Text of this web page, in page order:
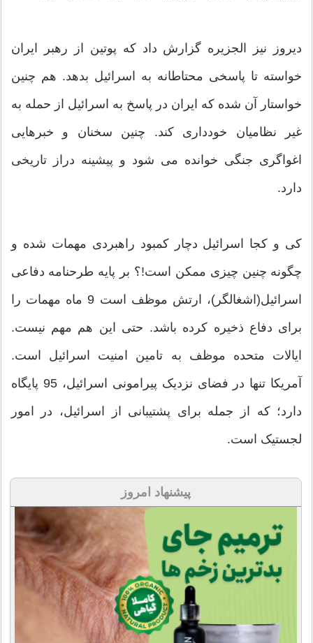
دیروز نیز الجزیره گزارش داد که پوتین از رهبر ایران
خواسته تا پاسخی محتاطانه به اسرائیل بدهد. هم چنین
خواستار آن شده که ایران در پاسخ به اسرائیل از حمله به
غیر نظامیان خودداری کند. چنین سخنان و خبرهایی
اغواگری جنگی خوانده می شود و پیشینه دراز تاریخی
دارد.
کی و کجا اسرائیل دچار کمبود راهبردی مهمات شده و
چگونه چنین چیزی ممکن است!؟ بر پایه طرحنامه دفاعی
اسرائیل(اشغالگر)، ارتش موظف است 9 ماه مهمات را
برای دفاع ذخیره کرده باشد.‌ حتی این هم مهم نیست.‌
ایالات متحده موظف به تامین امنیت اسرائیل است.
آمریکا تنها در فضای نزدیک پیرامونی اسرائیل، 95 پایگاه
دارد؛ که از جمله برای پشتیبانی از اسرائیل، در امور
لجستیک است.
پیشنهاد امروز